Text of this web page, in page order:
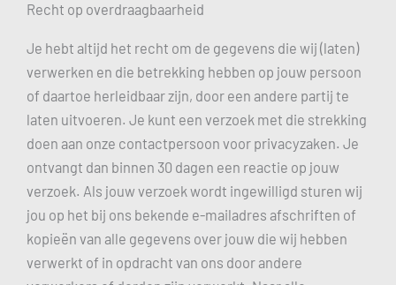
Recht op overdraagbaarheid
Je hebt altijd het recht om de gegevens die wij (laten)
verwerken en die betrekking hebben op jouw persoon
of daartoe herleidbaar zijn, door een andere partij te
laten uitvoeren. Je kunt een verzoek met die strekking
doen aan onze contactpersoon voor privacyzaken. Je
ontvangt dan binnen 30 dagen een reactie op jouw
verzoek. Als jouw verzoek wordt ingewilligd sturen wij
jou op het bij ons bekende e-mailadres afschriften of
kopieën van alle gegevens over jouw die wij hebben
verwerkt of in opdracht van ons door andere